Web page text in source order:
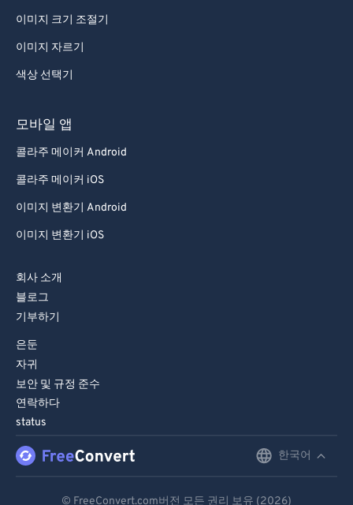
이미지 크기 조절기
이미지 자르기
색상 선택기
모바일 앱
콜라주 메이커 Android
콜라주 메이커 iOS
이미지 변환기 Android
이미지 변환기 iOS
회사 소개
블로그
기부하기
은둔
자귀
보안 및 규정 준수
연락하다
status
한국어
© FreeConvert.com버전 모든 권리 보유 (2026)